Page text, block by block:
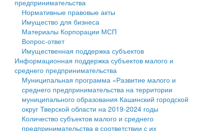
Государственные услуги
Промышленность и АПК
Экономика и бизнес
...
Символика
Устав
Гостям округа
Туризм
Культура
Образование
муниципального округа Тверской области
Администрация Кашинского муниципального округа
Тверской области
Управление сельскими территориями
Открытые данные
Работа с обращениями граждан
Финансовое управление
Бюджет для граждан
Имущество
Выявление правообладателей ранее учтенных
объектов недвижимости
Имущественная поддержка субъектов малого и
предпринимательства
Нормативные правовые акты
Имущество для бизнеса
Материалы Корпорации МСП
Вопрос-ответ
Имущественная поддержка субъектов
Информационная поддержка субъектов малого и
среднего предпринимательства
Муниципальная программа «Развитие малого и
среднего предпринимательства на территории
муниципального образования Кашинский городской
округ Тверской области на 2019-2024 годы
Количество субъектов малого и среднего
предпринимательства в соответствии с их